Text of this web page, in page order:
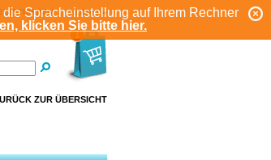
Spracheinstellung auf Ihrem Rechner
klicken Sie bitte hier.
KONTO
1
ZUR ÜBERSICHT